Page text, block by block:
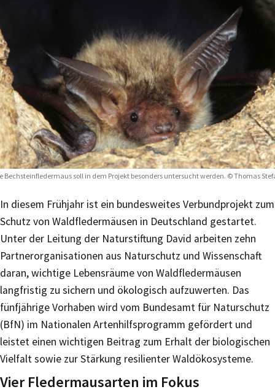
Bechsteinfledermaus soll in dem Projekt besonders untersucht werden. © Thomas
In diesem Frühjahr ist ein bundesweites Verbundprojekt zum
Schutz von Waldfledermäusen in Deutschland gestartet.
Unter der Leitung der Naturstiftung David arbeiten zehn
Partnerorganisationen aus Naturschutz und Wissenschaft
daran, wichtige Lebensräume von Waldfledermäusen
langfristig zu sichern und ökologisch aufzuwerten. Das
fünfjährige Vorhaben wird vom Bundesamt für Naturschutz
(BfN) im Nationalen Artenhilfsprogramm gefördert und
leistet einen wichtigen Beitrag zum Erhalt der biologischen
Vielfalt sowie zur Stärkung resilienter Waldökosysteme.
Vier Fledermausarten im Fokus